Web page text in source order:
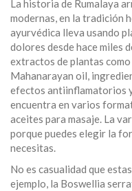
La historia de Rumalaya
modernas, en la tradición
ayurvédica lleva usando
dolores desde hace miles
extractos de plantas
Mahanarayan oil,
efectos antiinflamatorios
encuentra en varios
aceites para masaje. La
porque puedes elegir la
necesitas.
No es casualidad que
ejemplo, la Boswellia